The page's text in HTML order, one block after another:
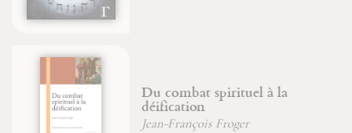
Du combat spirituel à la
déification
Jean-François Froger